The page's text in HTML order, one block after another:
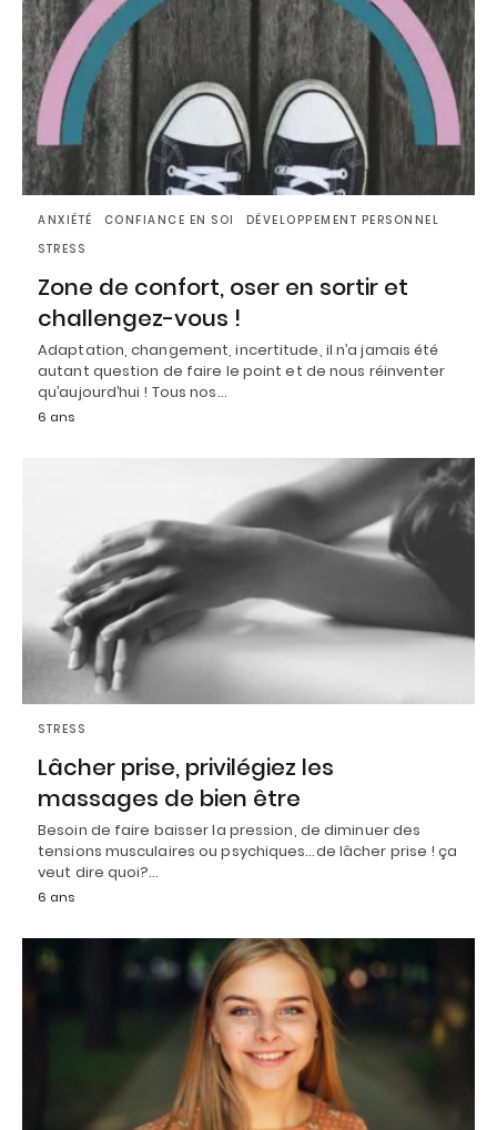
ANXIÉTÉ CONFIANCE EN SOI
DÉVELOPPEMENT PERSONNEL
STRESS
Zone de confort, oser en sortir et
challengez-vous !
Adaptation, changement, incertitude, il n’a jamais été
autant question de faire le point et de nous réinventer
qu’aujourd’hui ! Tous nos…
6 ans
STRESS
Lâcher prise, privilégiez les
massages de bien être
Besoin de faire baisser la pression, de diminuer des
tensions musculaires ou psychiques…de lâcher prise ! ça
veut dire quoi?…
6 ans